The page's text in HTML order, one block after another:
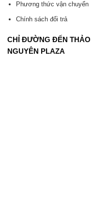
Phương thức vận chuyển
Chính sách đổi trả
CHỈ ĐƯỜNG ĐẾN THẢO
NGUYÊN PLAZA